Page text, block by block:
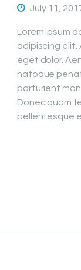
July 11,
Lorem ipsum
adipiscing elit.
eget dolor.
natoque
parturient
Donec quam
pellentesque